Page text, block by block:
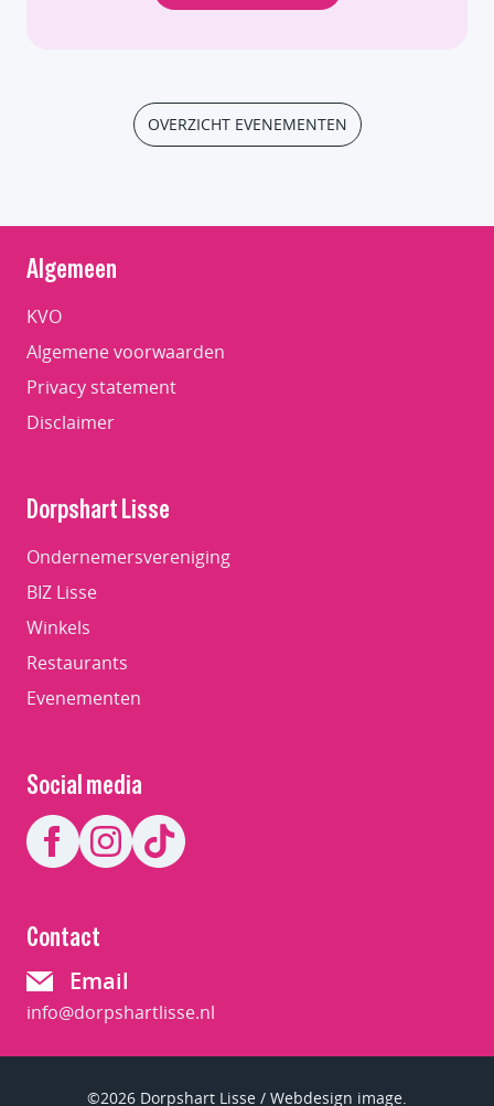
OVERZICHT EVENEMENTEN
Algemeen
KVO
Algemene voorwaarden
Privacy statement
Disclaimer
Dorpshart Lisse
Ondernemersvereniging
BIZ Lisse
Winkels
Restaurants
Evenementen
Social media
Contact
Email
info@dorpshartlisse.nl
©2026 Dorpshart Lisse / Webdesign image.